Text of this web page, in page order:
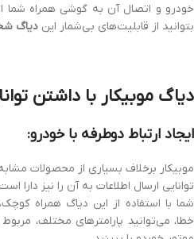
خودرو و اتصال آن به گوشی همراه شما
بتوانید از قابلیت‌های بی‌شمار این دیاگ
دیاگ موبیکار با داشتن
ایجاد ارتباط دوطرفه با خودرو:
موبیکار برخلاف بسیاری از محصولات
توانایی ارسال اطلاعات به آن را نیز دارا
شما با استفاده از این دیاگ همراه
خطا، می‌توانید پارامترهای مختلف،